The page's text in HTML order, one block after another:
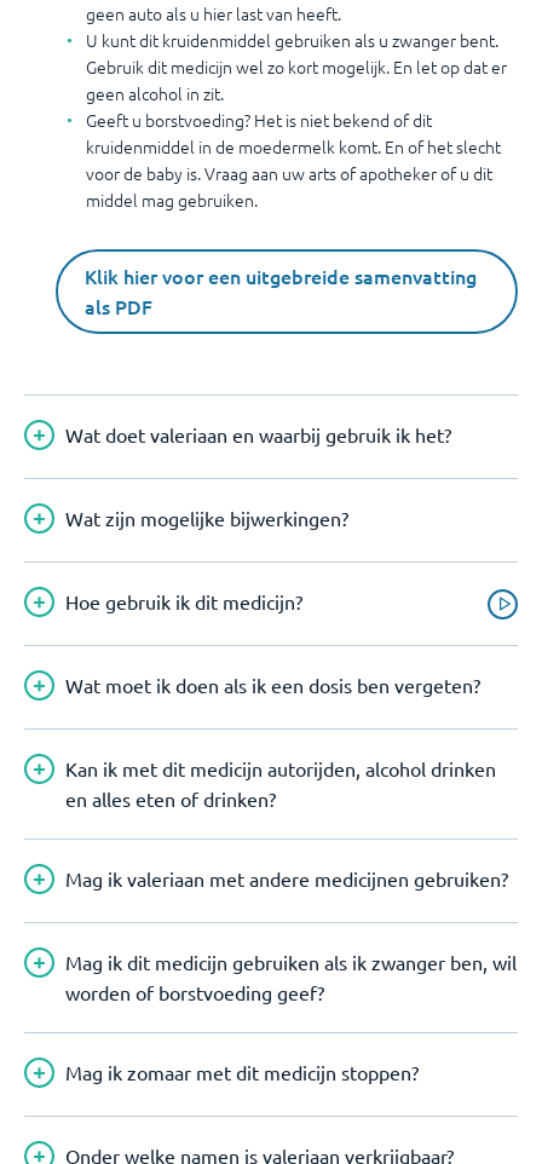
geen auto als u hier last van heeft.
U kunt dit kruidenmiddel gebruiken als u zwanger bent.
Gebruik dit medicijn wel zo kort mogelijk. En let op dat er
geen alcohol in zit.
Geeft u borstvoeding? Het is niet bekend of dit
kruidenmiddel in de moedermelk komt. En of het slecht
voor de baby is. Vraag aan uw arts of apotheker of u dit
middel mag gebruiken.
Klik hier voor een uitgebreide samenvatting
als PDF
Wat doet valeriaan en waarbij gebruik ik het?
Wat zijn mogelijke bijwerkingen?
Hoe gebruik ik dit medicijn?
Wat moet ik doen als ik een dosis ben vergeten?
Kan ik met dit medicijn autorijden, alcohol drinken
en alles eten of drinken?
Mag ik valeriaan met andere medicijnen gebruiken?
Mag ik dit medicijn gebruiken als ik zwanger ben, wil
worden of borstvoeding geef?
Mag ik zomaar met dit medicijn stoppen?
Onder welke namen is valeriaan verkrijgbaar?